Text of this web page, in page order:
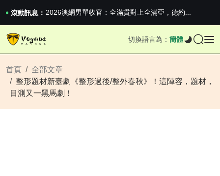
滾動訊息： 2026澳網男單收官：全滿貫對上全滿亞，德約...
《巔峰守衛 Highguard》正式上線，官...
iPhone 16e 釋出，蘋果你不要太離譜
iPhone 16e 釋出，蘋果你不要太離譜
切換語言為： 簡體
首頁
全部文章
整形題材新臺劇《整形過後/整外春秋》！這陣容，題材，
目測又一黑馬劇！